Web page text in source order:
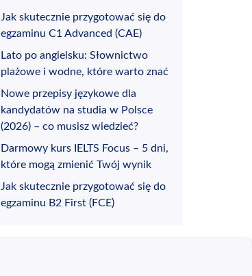
Jak skutecznie przygotować się do
egzaminu C1 Advanced (CAE)
Lato po angielsku: Słownictwo
plażowe i wodne, które warto znać
Nowe przepisy językowe dla
kandydatów na studia w Polsce
(2026) – co musisz wiedzieć?
Darmowy kurs IELTS Focus – 5 dni,
które mogą zmienić Twój wynik
Jak skutecznie przygotować się do
egzaminu B2 First (FCE)